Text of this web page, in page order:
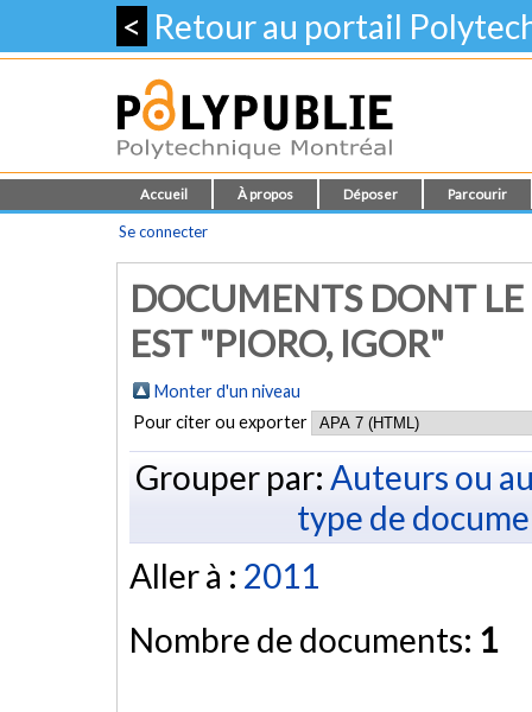
< Retour au portail
Accueil À propos Déposer Parcourir
Se connecter
DOCUMENTS DONT
EST "PIORO, IGOR"
Monter d'un niveau
Pour citer ou exporter
Grouper par: Auteurs ou
type de
Aller à : 2011
Nombre de documents: 1